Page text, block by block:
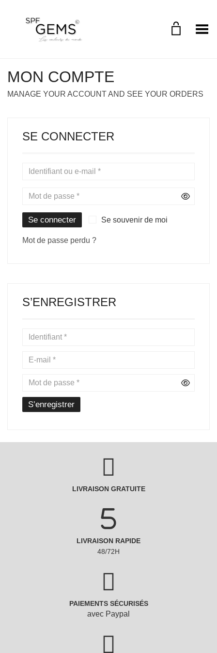
Toggle Menu
MON COMPTE
MANAGE YOUR ACCOUNT AND SEE YOUR ORDERS
SE CONNECTER
Se connecter Se souvenir de moi
Mot de passe perdu ?
S’ENREGISTRER
S’enregistrer
LIVRAISON GRATUITE
LIVRAISON RAPIDE
48/72H
PAIEMENTS SÉCURISÉS
avec Paypal